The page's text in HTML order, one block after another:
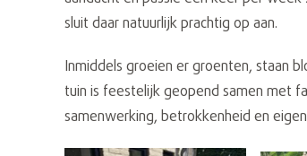
sluit daar natuurlijk prachtig op aan.
Inmiddels groeien er groenten, staan
tuin is feestelijk geopend samen met
samenwerking, betrokkenheid en